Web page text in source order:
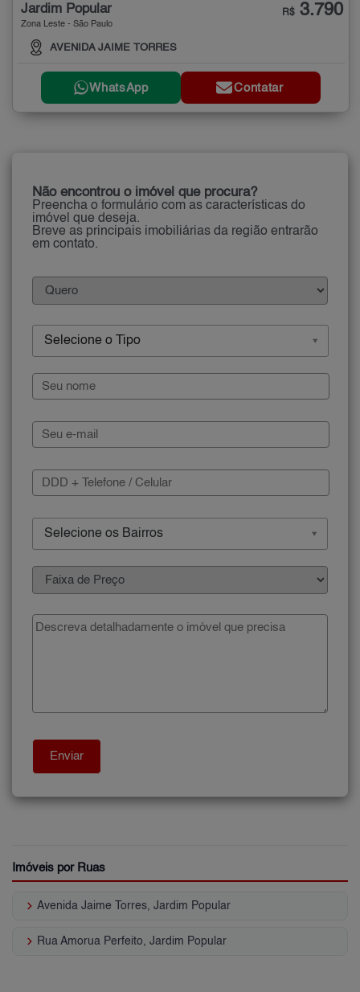
Jardim Popular
Zona Leste - São Paulo
AVENIDA JAIME TORRES
R$ 3.790
WhatsApp Contatar
Não encontrou o imóvel que procura?
Preencha o formulário com as características do
imóvel que deseja.
Breve as principais imobiliárias da região entrarão
em contato.
Selecione o Tipo
Selecione os Bairros
Imóveis por Ruas
keyboard_arrow_right Avenida Jaime Torres, Jardim Popular
keyboard_arrow_right Rua Amorua Perfeito, Jardim Popular